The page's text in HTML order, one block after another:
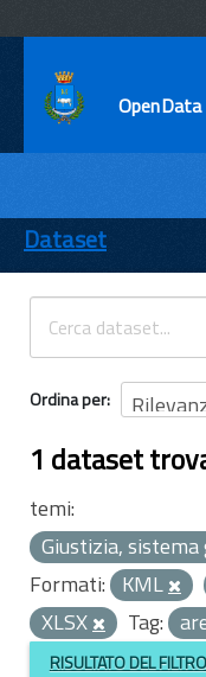
ENTI
TEMI
INFORMAZIONI
Dataset
Ordina per
1 dataset
temi:
Giustizia,
Formati: KML
XLSX
Tag:
RISULTATO DEL FILTRO